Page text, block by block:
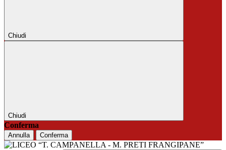
Chiudi
Chiudi
Conferma
Annulla Conferma